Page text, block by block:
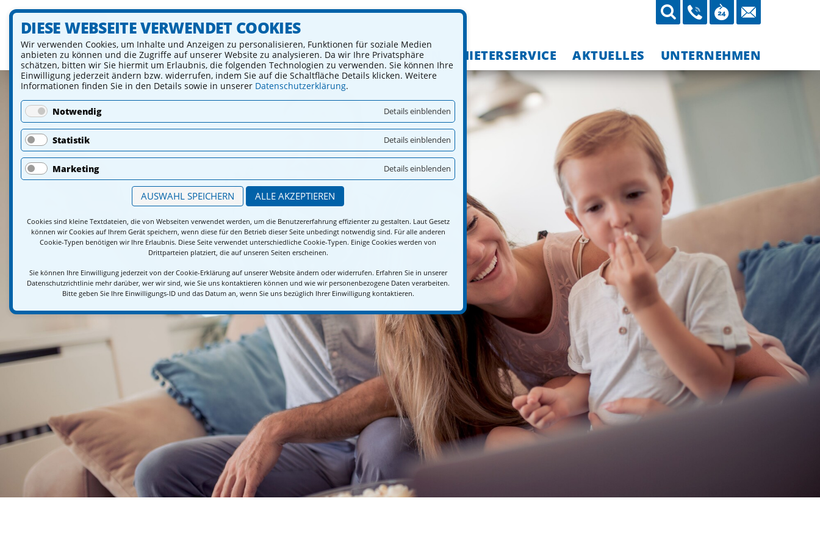
DIESE WEBSEITE VERWENDET COOKIES
Wir verwenden Cookies, um Inhalte und Anzeigen zu personalisieren, Funktionen für soziale Medien
anbieten zu können und die Zugriffe auf unserer Website zu analysieren. Da wir Ihre Privatsphäre
schätzen, bitten wir Sie hiermit um Erlaubnis, die folgenden Technologien zu verwenden. Sie können Ihre
Einwilligung jederzeit ändern bzw. widerrufen, indem Sie auf die Schaltfläche Details klicken. Weitere
Informationen finden Sie in den Details sowie in unserer Datenschutzerklärung.
Notwendig Details einblenden
Statistik Details einblenden
Marketing Details einblenden
AUSWAHL SPEICHERN ALLE AKZEPTIEREN
Cookies sind kleine Textdateien, die von Webseiten verwendet werden, um die Benutzererfahrung effizienter zu gestalten. Laut Gesetz
können wir Cookies auf Ihrem Gerät speichern, wenn diese für den Betrieb dieser Seite unbedingt notwendig sind. Für alle anderen
Cookie-Typen benötigen wir Ihre Erlaubnis. Diese Seite verwendet unterschiedliche Cookie-Typen. Einige Cookies werden von
Drittparteien platziert, die auf unseren Seiten erscheinen.
Sie können Ihre Einwilligung jederzeit von der Cookie-Erklärung auf unserer Website ändern oder widerrufen. Erfahren Sie in unserer
Datenschutzrichtlinie mehr darüber, wer wir sind, wie Sie uns kontaktieren können und wie wir personenbezogene Daten verarbeiten.
Bitte geben Sie Ihre Einwilligungs-ID und das Datum an, wenn Sie uns bezüglich Ihrer Einwilligung kontaktieren.
MIETEN KAUFEN MIETERSERVICE AKTUELLES UNTERNEHMEN